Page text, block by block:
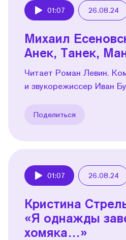
01:07 26.08.24
Михаил
Анек, Танек,
Читает Роман Левин.
и звукорежиссер Иван
Поделиться
01:07 26.08.24
Кристина
«Я однажды
хомяка…»